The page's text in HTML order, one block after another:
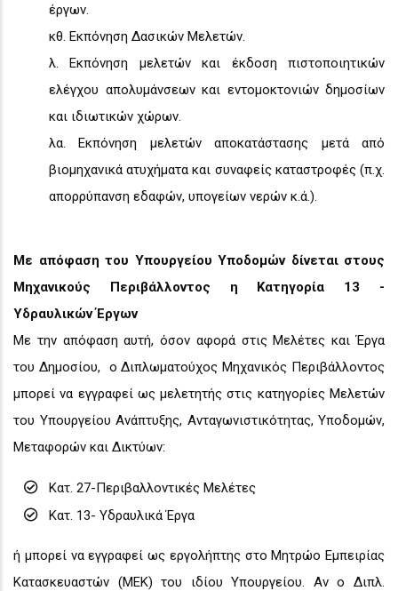
έργων.
κθ. Εκπόνηση Δασικών Μελετών.
λ. Εκπόνηση μελετών και έκδοση πιστοποιητικών
ελέγχου απολυμάνσεων και εντομοκτονιών δημοσίων
και ιδιωτικών χώρων.
λα. Εκπόνηση μελετών αποκατάστασης μετά από
βιομηχανικά ατυχήματα και συναφείς καταστροφές (π.χ.
απορρύπανση εδαφών, υπογείων νερών κ.ά.).
Με απόφαση του Υπουργείου Υποδομών δίνεται στους
Μηχανικούς Περιβάλλοντος η Κατηγορία 13 -
Υδραυλικών Έργων
Με την απόφαση αυτή, όσον αφορά στις Μελέτες και Έργα
του Δημοσίου, ο Διπλωματούχος Μηχανικός Περιβάλλοντος
μπορεί να εγγραφεί ως μελετητής στις κατηγορίες Μελετών
του Υπουργείου Ανάπτυξης, Ανταγωνιστικότητας, Υποδομών,
Μεταφορών και Δικτύων:
Κατ. 27-Περιβαλλοντικές Μελέτες
Κατ. 13- Υδραυλικά Έργα
ή μπορεί να εγγραφεί ως εργολήπτης στο Μητρώο Εμπειρίας
Κατασκευαστών (ΜΕΚ) του ιδίου Υπουργείου. Αν ο Διπλ.